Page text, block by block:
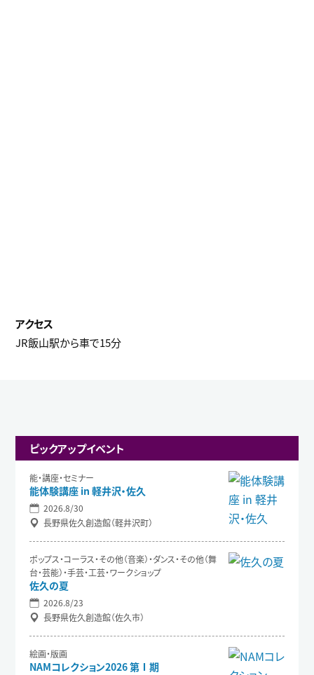
JR飯山駅から車で15分
ピックアップイベント
能・講座・セミナー
能体験講座 in 軽井沢・佐久
2026.8/30
長野県佐久創造館（軽井沢町）
ポップス・コーラス・その他（音楽）・ダンス・その他（舞
台・芸能）・手芸・工芸・ワークショップ
佐久の夏
2026.8/23
長野県佐久創造館（佐久市）
絵画・版画
NAMコレクション2026 第Ⅰ期